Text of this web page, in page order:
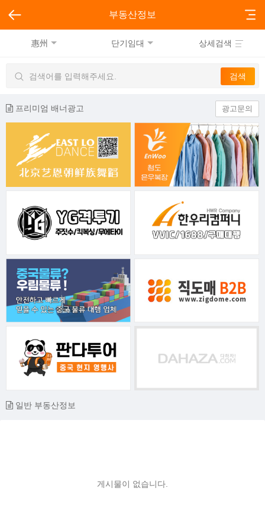
부동산정보
惠州 단기임대 상세검색
프리미엄 배너광고 광고문의
일반 부동산정보
게시물이 없습니다.